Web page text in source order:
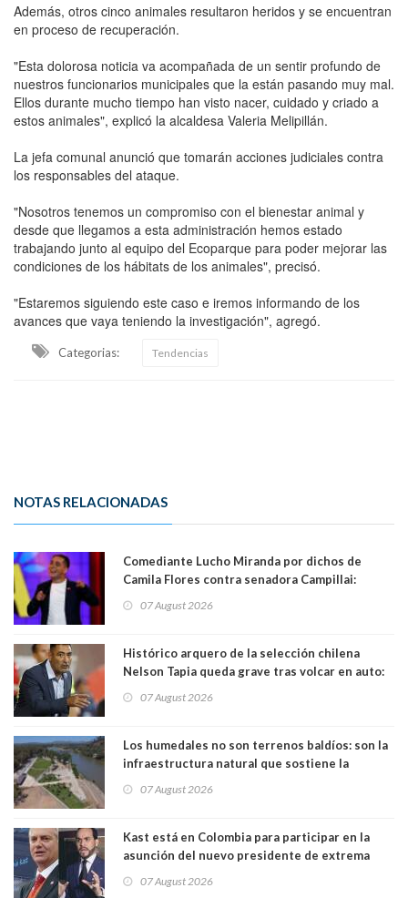
Además, otros cinco animales resultaron heridos y se encuentran
en proceso de recuperación.
"Esta dolorosa noticia va acompañada de un sentir profundo de
nuestros funcionarios municipales que la están pasando muy mal.
Ellos durante mucho tiempo han visto nacer, cuidado y criado a
estos animales", explicó la alcaldesa Valeria Melipillán.
La jefa comunal anunció que tomarán acciones judiciales contra
los responsables del ataque.
"Nosotros tenemos un compromiso con el bienestar animal y
desde que llegamos a esta administración hemos estado
trabajando junto al equipo del Ecoparque para poder mejorar las
condiciones de los hábitats de los animales", precisó.
"Estaremos siguiendo este caso e iremos informando de los
avances que vaya teniendo la investigación", agregó.
Categorias: Tendencias
NOTAS RELACIONADAS
Comediante Lucho Miranda por dichos de
Camila Flores contra senadora Campillai:
forma de quitar dignidad"
07 August 2026
Histórico arquero de la selección chilena
Nelson Tapia queda grave tras volcar en auto:
07 August 2026
Los humedales no son terrenos baldíos: son la
infraestructura natural que sostiene la
07 August 2026
Kast está en Colombia para participar en la
asunción del nuevo presidente de extrema
07 August 2026